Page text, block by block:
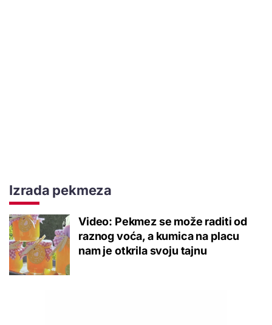
Izrada pekmeza
Video: Pekmez se može raditi od
raznog voća, a kumica na placu
nam je otkrila svoju tajnu